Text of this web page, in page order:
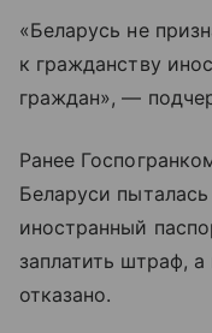
«Беларусь не
к гражданству
граждан», —
Ранее
Беларуси
иностранный
заплатить штраф,
отказано.